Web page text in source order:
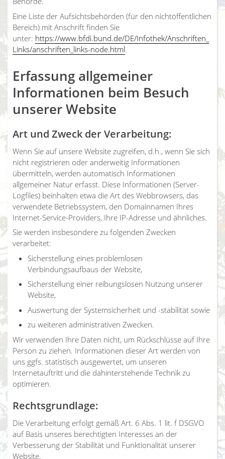
Eine Liste der Aufsichtsbehörden (für den nichtöffentlichen
Bereich) mit Anschrift finden Sie
unter: https://www.bfdi.bund.de/DE/Infothek/Anschriften_
Links/anschriften_links-node.html.
Erfassung allgemeiner
Informationen beim Besuch
unserer Website
Art und Zweck der Verarbeitung:
Wenn Sie auf unsere Website zugreifen, d.h., wenn Sie sich
nicht registrieren oder anderweitig Informationen
übermitteln, werden automatisch Informationen
allgemeiner Natur erfasst. Diese Informationen (Server-
Logfiles) beinhalten etwa die Art des Webbrowsers, das
verwendete Betriebssystem, den Domainnamen Ihres
Internet-Service-Providers, Ihre IP-Adresse und ähnliches.
Sie werden insbesondere zu folgenden Zwecken
verarbeitet:
Sicherstellung eines problemlosen
Verbindungsaufbaus der Website,
Sicherstellung einer reibungslosen Nutzung unserer
Website,
Auswertung der Systemsicherheit und -stabilität sowie
zu weiteren administrativen Zwecken.
Wir verwenden Ihre Daten nicht, um Rückschlüsse auf Ihre
Person zu ziehen. Informationen dieser Art werden von
uns ggfs. statistisch ausgewertet, um unseren
Internetauftritt und die dahinterstehende Technik zu
optimieren.
Rechtsgrundlage:
Die Verarbeitung erfolgt gemäß Art. 6 Abs. 1 lit. f DSGVO
auf Basis unseres berechtigten Interesses an der
Verbesserung der Stabilität und Funktionalität unserer
Website.